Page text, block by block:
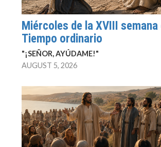
Miércoles de la XVIII semana
Tiempo ordinario
"¡SEÑOR, AYÚDAME!"
AUGUST 5, 2026